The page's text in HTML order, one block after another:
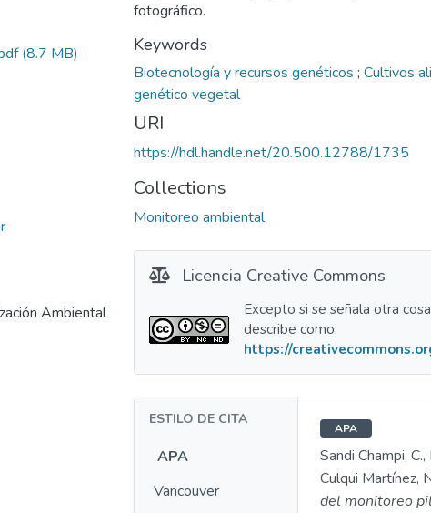
(8.7 MB)
Ambiental
fotográfico.
Keywords
Biotecnología y recursos genéticos ; Cultivos
genético vegetal
URI
https://hdl.handle.net/20.500.12788/1735
Collections
Monitoreo ambiental
Licencia Creative Commons
Excepto si se señala otra
describe como:
https://
ESTILO DE CITA
APA
Vancouver
APA
Sandi Champi,
Culqui Martínez,
del monitoreo